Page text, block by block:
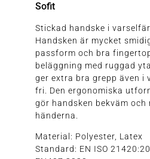
Sofit
Stickad handske i
Handsken är mycket
passform och bra
beläggning med ruggad
ger extra bra grepp även i
fri. Den ergonomiska
gör handsken bekväm
händerna.
Material: Polyester, Latex
Standard: EN ISO